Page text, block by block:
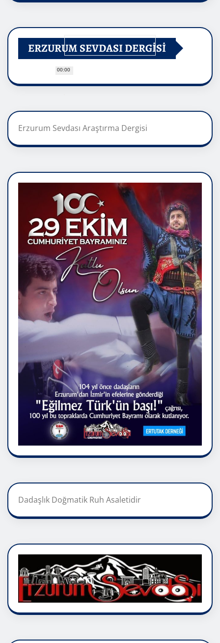
00:00
ERZURUM SEVDASI DERGİSİ
Erzurum Sevdası Araştırma Dergisi
Dadaşlık Doğmatik Ruh Asaletidir